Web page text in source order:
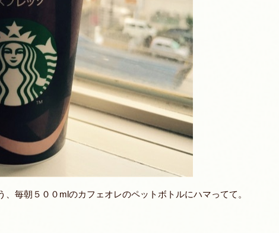
、毎朝５００mlのカフェオレのペットボトルにハマってて。